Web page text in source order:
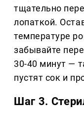
тщательно
лопаткой.
температуре
забывайте
30-40 минут —
пустят сок и
Шаг 3.